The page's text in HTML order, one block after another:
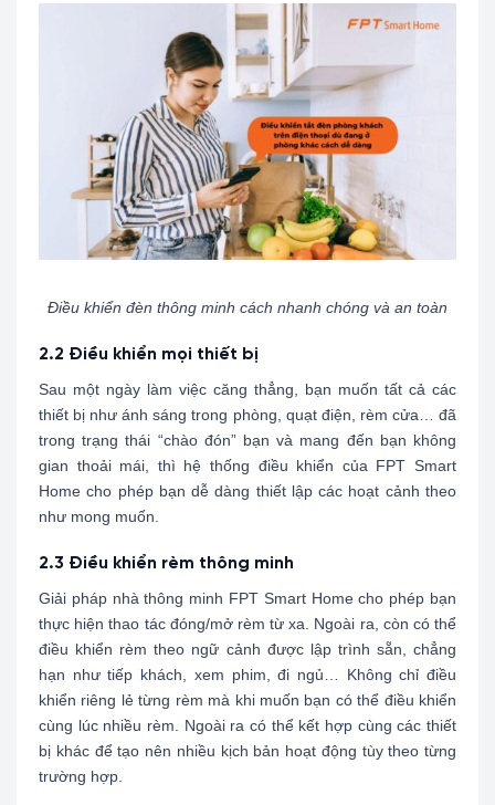
Điều khiển đèn thông minh cách nhanh chóng và an toàn
2.2 Điều khiển mọi thiết bị
Sau một ngày làm việc căng thẳng, bạn muốn tất cả các
thiết bị như ánh sáng trong phòng, quạt điện, rèm cửa… đã
trong trạng thái “chào đón” bạn và mang đến bạn không
gian thoải mái, thì hệ thống điều khiển của FPT Smart
Home cho phép bạn dễ dàng thiết lập các hoạt cảnh theo
như mong muốn.
2.3 Điều khiển rèm thông minh
Giải pháp nhà thông minh FPT Smart Home cho phép bạn
thực hiện thao tác đóng/mở rèm từ xa. Ngoài ra, còn có thể
điều khiển rèm theo ngữ cảnh được lập trình sẵn, chẳng
hạn như tiếp khách, xem phim, đi ngủ… Không chỉ điều
khiển riêng lẻ từng rèm mà khi muốn bạn có thể điều khiển
cùng lúc nhiều rèm. Ngoài ra có thể kết hợp cùng các thiết
bị khác để tạo nên nhiều kịch bản hoạt động tùy theo từng
trường hợp.